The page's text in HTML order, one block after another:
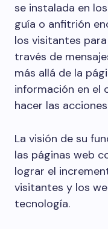
se instalada en
guía o anfitrión
los visitantes
través de
más allá de la
información en el
hacer las
La visión de su
las páginas web
lograr el
visitantes y los
tecnología.